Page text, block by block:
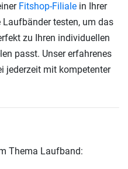
Fitshop-Filiale in Ihrer
Laufbänder testen, um das
zu Ihren individuellen
passt. Unser erfahrenes
jederzeit mit kompetenter
Thema Laufband: